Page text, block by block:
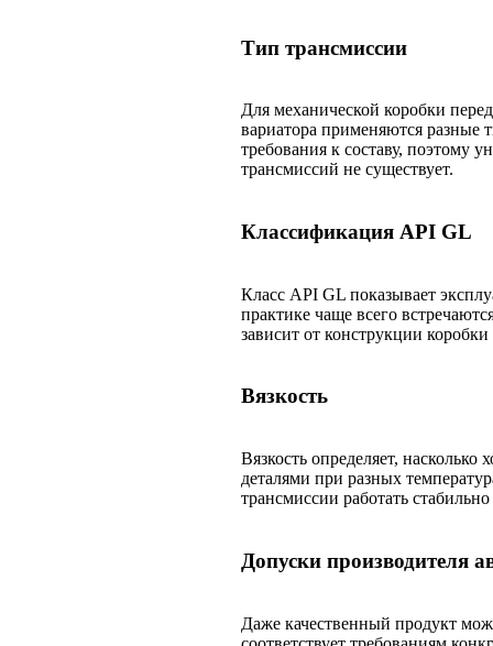
Тип трансмиссии
Для механической коробки
вариатора применяются разные
требования к составу, поэтому
трансмиссий не существует.
Классификация API GL
Класс API GL показывает
практике чаще всего
зависит от конструкции
Вязкость
Вязкость определяет,
деталями при разных
трансмиссии работать
Допуски производителя
Даже качественный продукт